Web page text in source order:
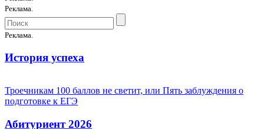
Реклама.
Реклама.
История успеха
Троечникам 100 баллов не светит, или Пять заблуждения о
подготовке к ЕГЭ
Абитуриент 2026